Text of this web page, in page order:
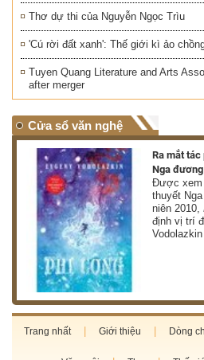
Thơ dự thi của Nguyễn Ngọc Trìu
'Cú rời đất xanh': Thế giới kì ảo
Tuyen Quang Literature and Arts
after merger
Cửa sổ văn nghệ
Ra mắt tác
Nga
Được xem
thuyết
niên 2010,
định vị trí
Trang nhất Giới thiệu Dòng